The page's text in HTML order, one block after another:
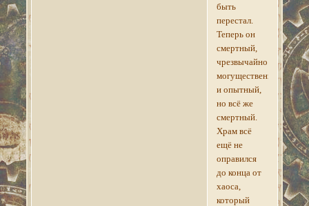
быть
перестал.
Теперь он
смертный,
чрезвычайно
могущественный
и опытный,
но всё же
смертный.
Храм всё
ещё не
оправился
до конца от
хаоса,
который